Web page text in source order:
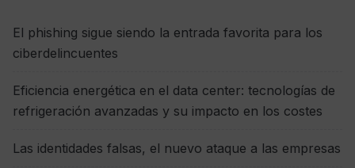
El phishing sigue siendo la entrada favorita para los
ciberdelincuentes
Eficiencia energética en el data center: tecnologías de
refrigeración avanzadas y su impacto en los costes
Las identidades falsas, el nuevo ataque a las empresas